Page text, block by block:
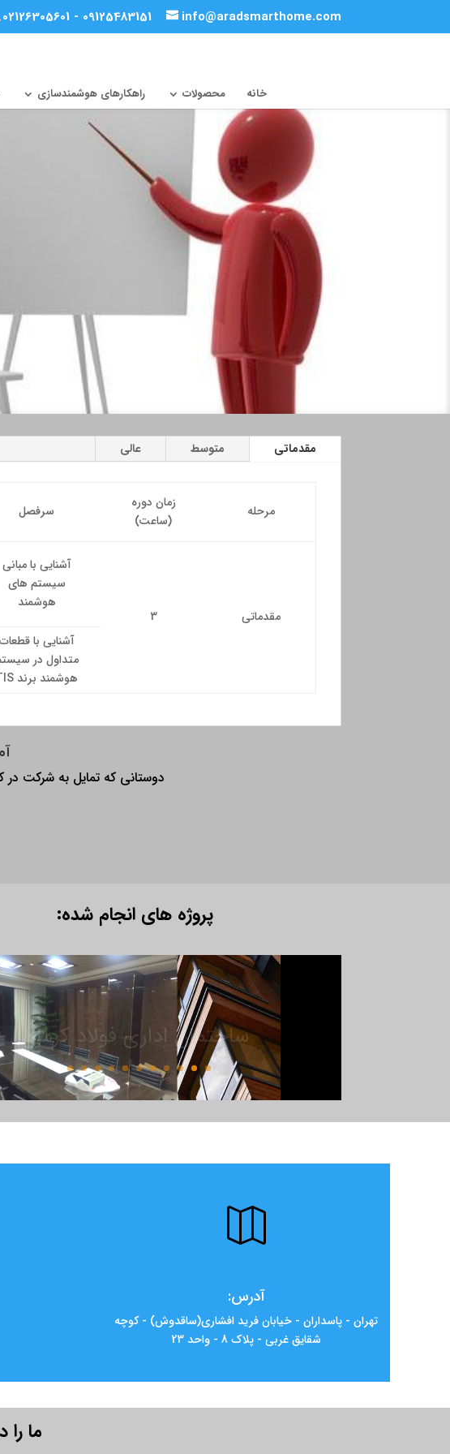
02126305601 - 09125483151 info@aradsmarthome.com
خانه محصولات راهکارهای هوشمندسازی
مقدماتی متوسط عالی
مرحله
زمان دوره
(ساعت)
سرفصل
مقدماتی 3
آشنایی با مبانی
سیستم های
هوشمند
آشنایی با قطعات
متداول در
هوشمند برند TIS
دوستانی که تمایل به شرکت در
پروژه های انجام شده:
ساختمان اداری فولاد کرمان

آدرس:
تهران - پاسداران - خیابان فرید افشاری(ساقدوش) - کوچه
شقایق غربی - پلاک 8 - واحد 23
ما